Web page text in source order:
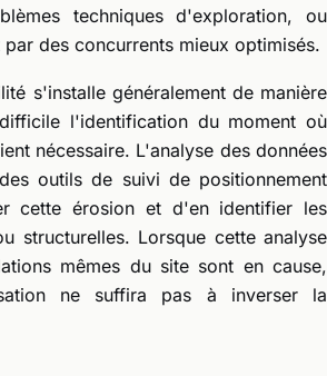
techniques d'exploration, ou
des concurrents mieux optimisés.
s'installe généralement de manière
l'identification du moment où
nécessaire. L'analyse des données
outils de suivi de positionnement
cette érosion et d'en identifier les
structurelles. Lorsque cette analyse
mêmes du site sont en cause,
ne suffira pas à inverser la